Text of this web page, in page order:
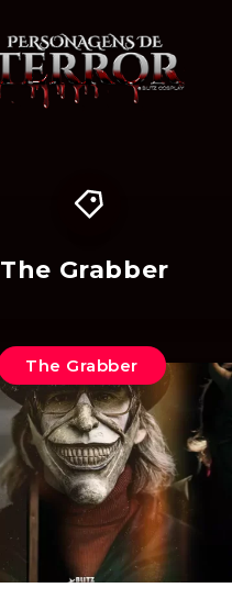
The Grabber
The Grabber